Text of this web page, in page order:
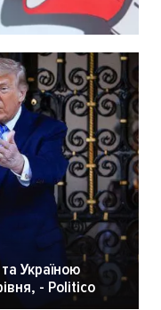
Україною
- Politico